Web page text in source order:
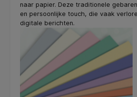
naar papier. Deze traditionele
en persoonlijke touch, die vaak
digitale berichten.